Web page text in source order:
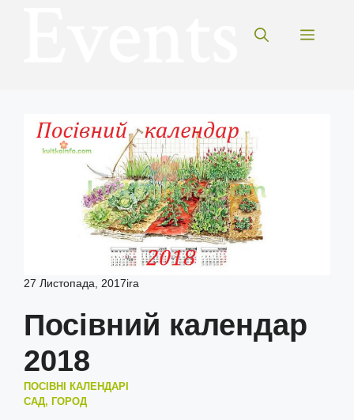
Меню
27 Листопада, 2017ira
Посівний календар
2018
ПОСІВНІ КАЛЕНДАРІ
САД, ГОРОД